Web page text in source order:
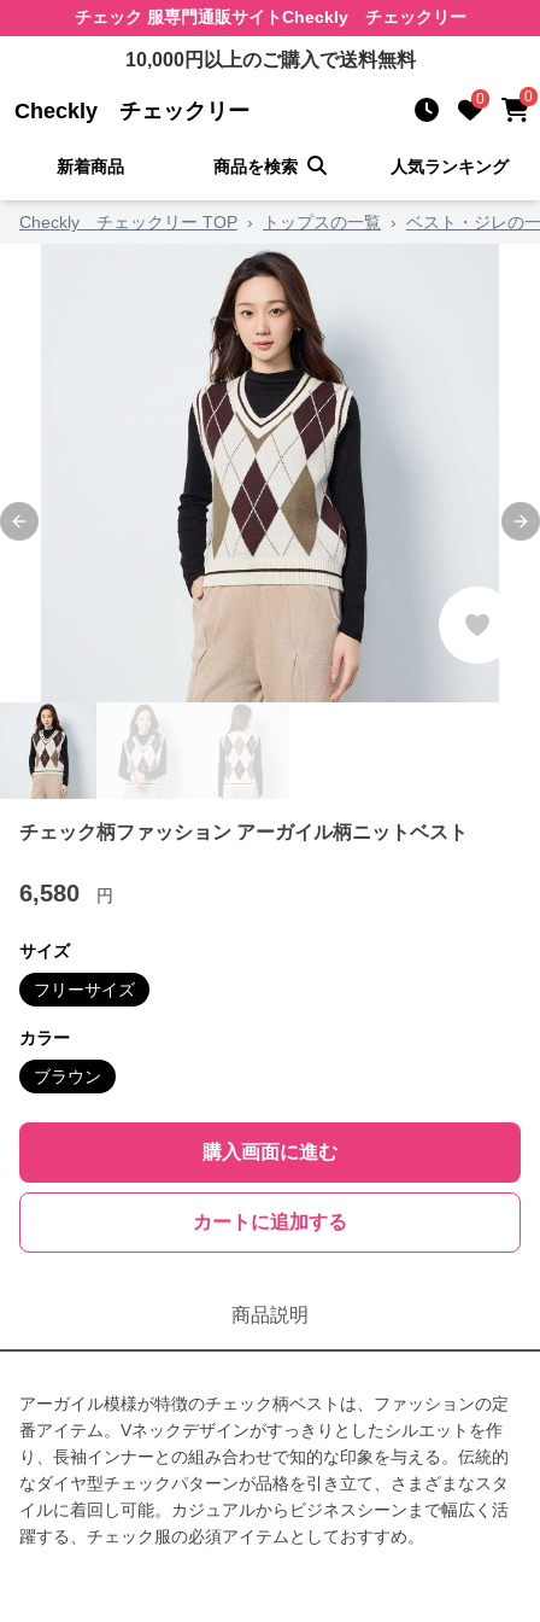
チェック 服専門通販サイトCheckly チェックリー
10,000円以上のご購入で送料無料
Checkly チェックリー 0 0
新着商品 商品を検索 人気ランキング
Checkly チェックリー TOP › トップスの一覧 › ベスト・ジレの
Previous slide
チェック柄ファッション アーガイル柄ニットベスト
6,580 円
サイズ
フリーサイズ
カラー
ブラウン
購入画面に進む
カートに追加する
商品説明
アーガイル模様が特徴のチェック柄ベストは、ファッションの定
番アイテム。Vネックデザインがすっきりとしたシルエットを作
り、長袖インナーとの組み合わせで知的な印象を与える。伝統的
なダイヤ型チェックパターンが品格を引き立て、さまざまなスタ
イルに着回し可能。カジュアルからビジネスシーンまで幅広く活
躍する、チェック服の必須アイテムとしておすすめ。